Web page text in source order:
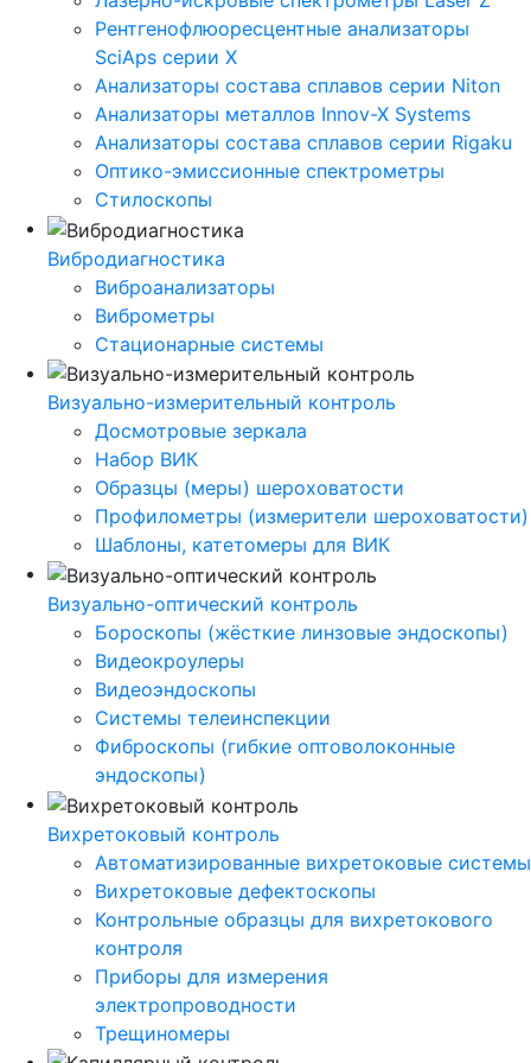
Рентгенофлюоресцентные анализаторы
SciAps серии Х
Анализаторы состава сплавов серии Niton
Анализаторы металлов Innov-X Systems
Анализаторы состава сплавов серии Rigaku
Оптико-эмиссионные спектрометры
Стилоскопы
Вибродиагностика
Виброанализаторы
Виброметры
Стационарные системы
Визуально-измерительный контроль
Досмотровые зеркала
Набор ВИК
Образцы (меры) шероховатости
Профилометры (измерители шероховатости)
Шаблоны, катетомеры для ВИК
Визуально-оптический контроль
Бороскопы (жёсткие линзовые эндоскопы)
Видеокроулеры
Видеоэндоскопы
Системы телеинспекции
Фиброскопы (гибкие оптоволоконные
эндоскопы)
Вихретоковый контроль
Автоматизированные вихретоковые системы
Вихретоковые дефектоскопы
Контрольные образцы для вихретокового
контроля
Приборы для измерения
электропроводности
Трещиномеры